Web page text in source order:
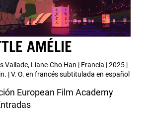
AMÉLIE
Vallade, Liane-Cho Han | Francia | 2025 |
| V. O. en francés subtitulada en español
European Film Academy